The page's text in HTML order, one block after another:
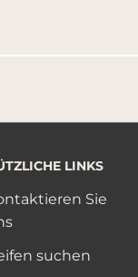
LINKS
Sie
suchen